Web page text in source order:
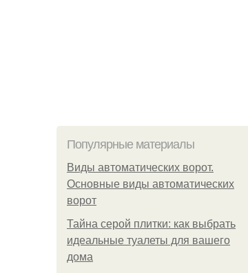
Популярные материалы
Виды автоматических ворот.
Основные виды автоматических
ворот
Тайна серой плитки: как выбрать
идеальные туалеты для вашего
дома